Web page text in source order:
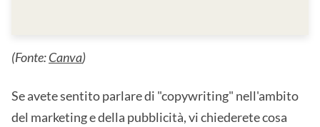
(Fonte:Canva)
Se avete sentito parlare di "copywriting" nell'ambito
del marketing e della pubblicità, vi chiederete cosa